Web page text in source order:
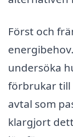
Först och
undersöka
förbrukar till
avtal som
klargjort